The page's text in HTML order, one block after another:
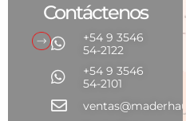
Contáctenos
+54 9 3546
54-2122
+54 9 3546
54-2101